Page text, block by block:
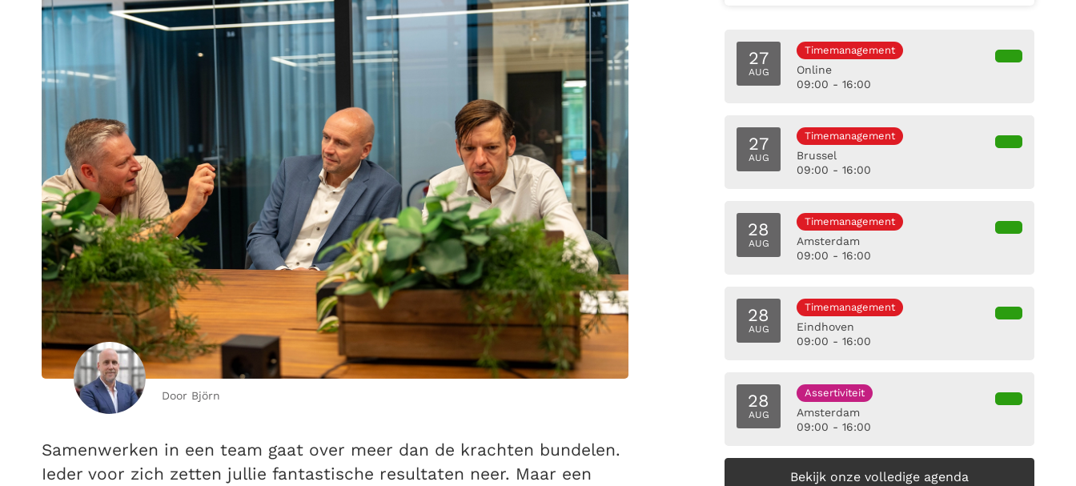
Door Björn
Samenwerken in een team gaat over meer dan de krachten bundelen.
Ieder voor zich zetten jullie fantastische resultaten neer. Maar een
27
AUG
Timemanagement
Online
09:00 - 16:00
27
AUG
Timemanagement
Brussel
09:00 - 16:00
28
AUG
Timemanagement
Amsterdam
09:00 - 16:00
28
AUG
Timemanagement
Eindhoven
09:00 - 16:00
28
AUG
Assertiviteit
Amsterdam
09:00 - 16:00
Bekijk onze volledige agenda